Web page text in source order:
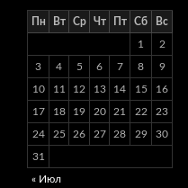
Пн Вт Ср Чт Пт Сб Вс
1 2
3 4 5 6 7 8 9
10 11 12 13 14 15 16
17 18 19 20 21 22 23
24 25 26 27 28 29 30
31
« Июл